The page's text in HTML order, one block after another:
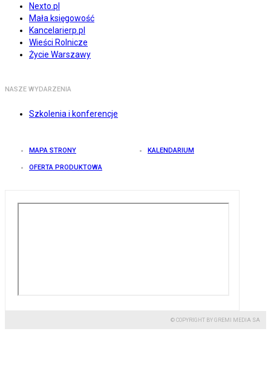
Nexto.pl
Mała księgowość
Kancelarierp.pl
Wieści Rolnicze
Życie Warszawy
NASZE WYDARZENIA
Szkolenia i konferencje
MAPA STRONY KALENDARIUM
OFERTA PRODUKTOWA
© COPYRIGHT BY GREMI MEDIA SA